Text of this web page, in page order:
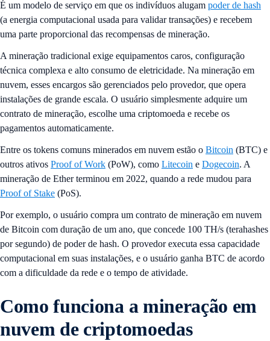
É um modelo de serviço em que os indivíduos alugam poder de hash
(a energia computacional usada para validar transações) e recebem
uma parte proporcional das recompensas de mineração.
A mineração tradicional exige equipamentos caros, configuração
técnica complexa e alto consumo de eletricidade. Na mineração em
nuvem, esses encargos são gerenciados pelo provedor, que opera
instalações de grande escala. O usuário simplesmente adquire um
contrato de mineração, escolhe uma criptomoeda e recebe os
pagamentos automaticamente.
Entre os tokens comuns minerados em nuvem estão o Bitcoin (BTC) e
outros ativos Proof of Work (PoW), como Litecoin e Dogecoin. A
mineração de Ether terminou em 2022, quando a rede mudou para
Proof of Stake (PoS).
Por exemplo, o usuário compra um contrato de mineração em nuvem
de Bitcoin com duração de um ano, que concede 100 TH/s (terahashes
por segundo) de poder de hash. O provedor executa essa capacidade
computacional em suas instalações, e o usuário ganha BTC de acordo
com a dificuldade da rede e o tempo de atividade.
Como funciona a mineração em
nuvem de criptomoedas